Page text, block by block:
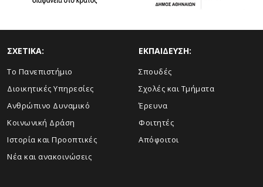
ΣΧΕΤΙΚΑ:
Το Πανεπιστήμιο
Διοικητικές Υπηρεσίες
Ανθρώπινο Δυναμικό
Κοινωνική Δράση
Ιστορία και Προοπτικές
Νέα και ανακοινώσεις
ΕΚΠΑΙΔΕΥΣΗ:
Σπουδές
Σχολές και Τμήματα
Έρευνα
Φοιτητές
Απόφοιτοι